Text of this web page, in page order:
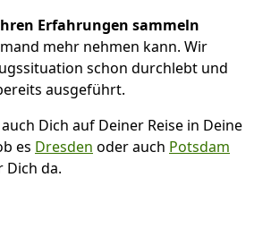
Erfahrungen sammeln
mehr nehmen kann. Wir
schon durchlebt und
ausgeführt.
Dich auf Deiner Reise in Deine
es Dresden oder auch Potsdam
Dich da.